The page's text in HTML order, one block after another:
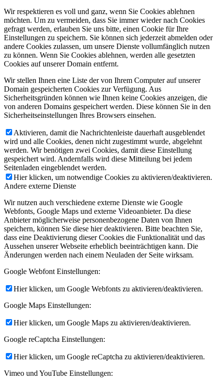
Wir respektieren es voll und ganz, wenn Sie Cookies ablehnen
möchten. Um zu vermeiden, dass Sie immer wieder nach Cookies
gefragt werden, erlauben Sie uns bitte, einen Cookie für Ihre
Einstellungen zu speichern. Sie können sich jederzeit abmelden oder
andere Cookies zulassen, um unsere Dienste vollumfänglich nutzen
zu können. Wenn Sie Cookies ablehnen, werden alle gesetzten
Cookies auf unserer Domain entfernt.
Wir stellen Ihnen eine Liste der von Ihrem Computer auf unserer
Domain gespeicherten Cookies zur Verfügung. Aus
Sicherheitsgründen können wie Ihnen keine Cookies anzeigen, die
von anderen Domains gespeichert werden. Diese können Sie in den
Sicherheitseinstellungen Ihres Browsers einsehen.
Aktivieren, damit die Nachrichtenleiste dauerhaft ausgeblendet
wird und alle Cookies, denen nicht zugestimmt wurde, abgelehnt
werden. Wir benötigen zwei Cookies, damit diese Einstellung
gespeichert wird. Andernfalls wird diese Mitteilung bei jedem
Seitenladen eingeblendet werden.
Hier klicken, um notwendige Cookies zu aktivieren/deaktivieren.
Andere externe Dienste
Wir nutzen auch verschiedene externe Dienste wie Google
Webfonts, Google Maps und externe Videoanbieter. Da diese
Anbieter möglicherweise personenbezogene Daten von Ihnen
speichern, können Sie diese hier deaktivieren. Bitte beachten Sie,
dass eine Deaktivierung dieser Cookies die Funktionalität und das
Aussehen unserer Webseite erheblich beeinträchtigen kann. Die
Änderungen werden nach einem Neuladen der Seite wirksam.
Google Webfont Einstellungen:
Hier klicken, um Google Webfonts zu aktivieren/deaktivieren.
Google Maps Einstellungen:
Hier klicken, um Google Maps zu aktivieren/deaktivieren.
Google reCaptcha Einstellungen:
Hier klicken, um Google reCaptcha zu aktivieren/deaktivieren.
Vimeo und YouTube Einstellungen: